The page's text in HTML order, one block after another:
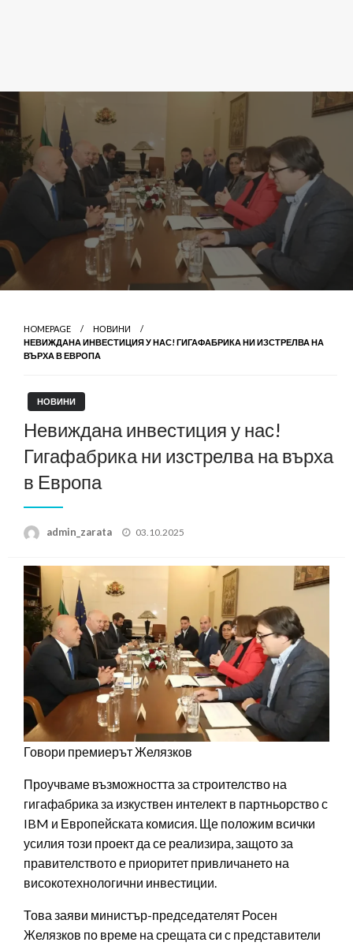
HOMEPAGE
НОВИНИ
НЕВИЖДАНА ИНВЕСТИЦИЯ У НАС! ГИГАФАБРИКА НИ ИЗСТРЕЛВА НА
ВЪРХА В ЕВРОПА
НОВИНИ
Невиждана инвестиция у нас!
Гигафабрика ни изстрелва на върха
в Европа
admin_zarata
Posted
03.10.2025
Говори премиерът Желязков
Проучваме възможността за строителство на
гигафабрика за изкуствен интелект в партньорство с
IBM и Европейската комисия. Ще положим всички
усилия този проект да се реализира, защото за
правителството е приоритет привличането на
високотехнологични инвестиции.
Това заяви министър-председателят Росен
Желязков по време на срещата си с представители